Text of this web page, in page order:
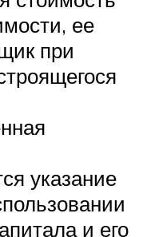
ее
при
указание
и его